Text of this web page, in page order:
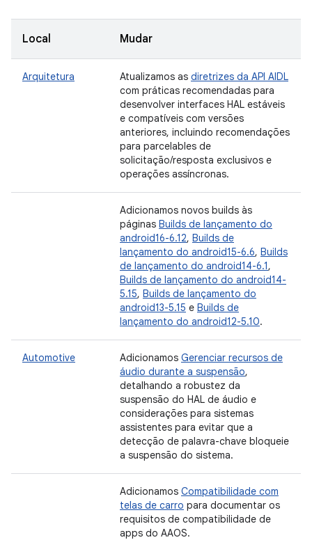
Local Mudar
Arquitetura Atualizamos as diretrizes da API AIDL
com práticas recomendadas para
desenvolver interfaces HAL estáveis
e compatíveis com versões
anteriores, incluindo recomendações
para parcelables de
solicitação/resposta exclusivos e
operações assíncronas.
Adicionamos novos builds às
páginas Builds de lançamento do
android16-6.12, Builds de
lançamento do android15-6.6, Builds
de lançamento do android14-6.1,
Builds de lançamento do android14-
5.15, Builds de lançamento do
android13-5.15 e Builds de
lançamento do android12-5.10.
Automotive Adicionamos Gerenciar recursos de
áudio durante a suspensão,
detalhando a robustez da
suspensão do HAL de áudio e
considerações para sistemas
assistentes para evitar que a
detecção de palavra-chave bloqueie
a suspensão do sistema.
Adicionamos Compatibilidade com
telas de carro para documentar os
requisitos de compatibilidade de
apps do AAOS.